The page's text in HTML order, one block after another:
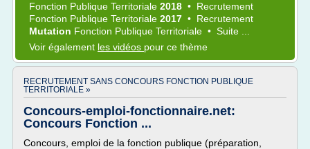
Fonction Publique Territoriale 2018 • Recrutement
Fonction Publique Territoriale 2017 • Recrutement
Mutation Fonction Publique Territoriale • Suite ...
Voir également les vidéos pour ce thème
RECRUTEMENT SANS CONCOURS FONCTION PUBLIQUE
TERRITORIALE »
Concours-emploi-fonctionnaire.net:
Concours Fonction ...
Concours, emploi de la fonction publique (préparation,